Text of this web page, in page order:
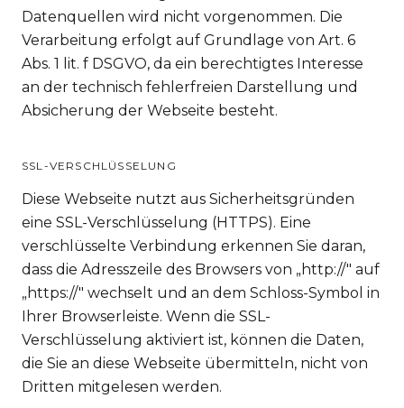
Datenquellen wird nicht vorgenommen. Die
Verarbeitung erfolgt auf Grundlage von Art. 6
Abs. 1 lit. f DSGVO, da ein berechtigtes Interesse
an der technisch fehlerfreien Darstellung und
Absicherung der Webseite besteht.
SSL-VERSCHLÜSSELUNG
Diese Webseite nutzt aus Sicherheitsgründen
eine SSL-Verschlüsselung (HTTPS). Eine
verschlüsselte Verbindung erkennen Sie daran,
dass die Adresszeile des Browsers von „http://" auf
„https://" wechselt und an dem Schloss-Symbol in
Ihrer Browserleiste. Wenn die SSL-
Verschlüsselung aktiviert ist, können die Daten,
die Sie an diese Webseite übermitteln, nicht von
Dritten mitgelesen werden.